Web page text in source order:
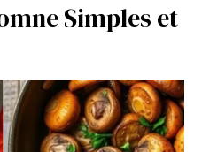
Simples et